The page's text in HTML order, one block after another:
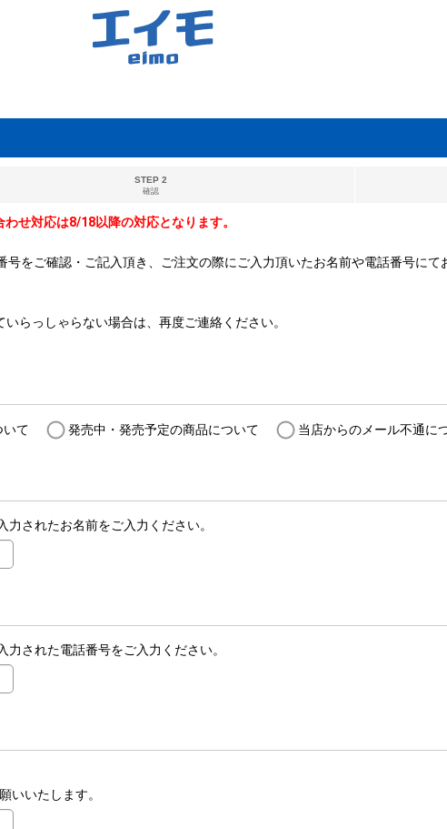
STEP 2
確認
せ対応は8/18以降の対応となります。
をご確認・ご記入頂き、ご注文の際にご入力頂いたお名前や電話番号に
らっしゃらない場合は、再度ご連絡ください。
いて 発売中・発売予定の商品について 当店からのメール不通に
されたお名前をご入力ください。
された電話番号をご入力ください。
いいたします。